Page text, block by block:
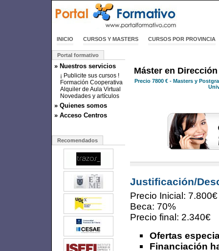
INICIO CURSOS Y MASTERS CURSOS POR PROVINCIA
Portal formativo
» Nuestros servicios
¡ Publicite sus cursos !
Formación Cooperativa
Alquiler de Aula Virtual
Novedades y artículos
» Quienes somos
» Acceso Centros
Recomendados
Máster en
Precio 7800 € - Masters y
Justificación/
Precio Inicial: 7.800€
Beca: 70%
Precio final: 2.340€
Ofertas
Financiación